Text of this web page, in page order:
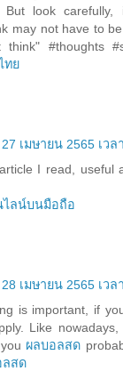
look carefully,
may not have to
#thoughts
ทย
27 เมษายน 2565 เวล
I read, useful
ไลน์บนมือถือ
28 เมษายน 2565 เวล
is important, if
Like
ผลบอลสด
ลสด